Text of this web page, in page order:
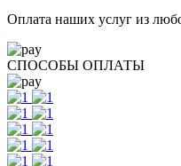
Оплата наших услуг из
СПОСОБЫ ОПЛАТЫ